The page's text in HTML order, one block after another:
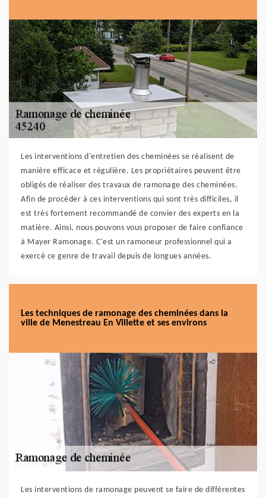
Les interventions d'entretien des cheminées se réalisent de
manière efficace et régulière. Les propriétaires peuvent être
obligés de réaliser des travaux de ramonage des cheminées.
Afin de procéder à ces interventions qui sont très difficiles, il
est très fortement recommandé de convier des experts en la
matière. Ainsi, nous pouvons vous proposer de faire confiance
à Mayer Ramonage. C'est un ramoneur professionnel qui a
exercé ce genre de travail depuis de longues années.
Les techniques de ramonage des cheminées dans la
ville de Menestreau En Villette et ses environs
Les interventions de ramonage peuvent se faire de différentes